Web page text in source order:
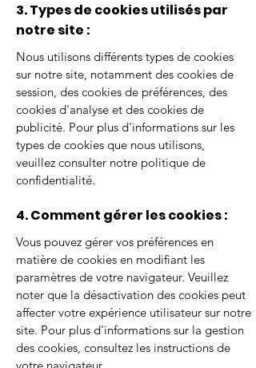
3. Types de cookies utilisés par
notre site :
Nous utilisons différents types de cookies
sur notre site, notamment des cookies de
session, des cookies de préférences, des
cookies d'analyse et des cookies de
publicité. Pour plus d'informations sur les
types de cookies que nous utilisons,
veuillez consulter notre politique de
confidentialité.
4. Comment gérer les cookies :
Vous pouvez gérer vos préférences en
matière de cookies en modifiant les
paramètres de votre navigateur. Veuillez
noter que la désactivation des cookies peut
affecter votre expérience utilisateur sur notre
site. Pour plus d'informations sur la gestion
des cookies, consultez les instructions de